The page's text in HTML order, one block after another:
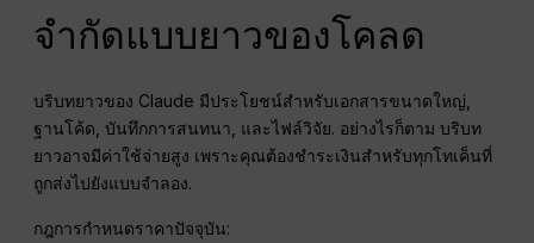
จำกัดแบบยาวของโคลด
บริบทยาวของ Claude มีประโยชน์สำหรับเอกสารขนาดใหญ่,
ฐานโค้ด, บันทึกการสนทนา, และไฟล์วิจัย. อย่างไรก็ตาม บริบท
ยาวอาจมีค่าใช้จ่ายสูง เพราะคุณต้องชำระเงินสำหรับทุกโทเค็นที่
ถูกส่งไปยังแบบจำลอง.
กฎการกำหนดราคาปัจจุบัน: